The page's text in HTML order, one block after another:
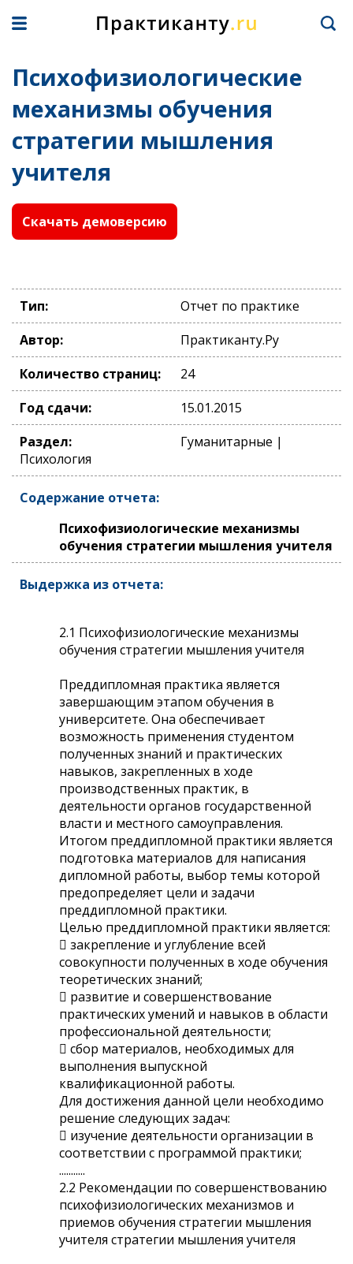
Психофизиологические
механизмы обучения
стратегии мышления
учителя
Скачать демоверсию
Тип:
Отчет по практике
Автор:
Практиканту.Ру
Количество страниц:
24
Год сдачи:
15.01.2015
Раздел:
Гуманитарные |
Психология
Содержание отчета:
Психофизиологические механизмы
обучения стратегии мышления учителя
Выдержка из отчета:
2.1 Психофизиологические механизмы
обучения стратегии мышления учителя
Преддипломная практика является
завершающим этапом обучения в
университете. Она обеспечивает
возможность применения студентом
полученных знаний и практических
навыков, закрепленных в ходе
производственных практик, в
деятельности органов государственной
власти и местного самоуправления.
Итогом преддипломной практики является
подготовка материалов для написания
дипломной работы, выбор темы которой
предопределяет цели и задачи
преддипломной практики.
Целью преддипломной практики является:
 закрепление и углубление всей
совокупности полученных в ходе обучения
теоретических знаний;
 развитие и совершенствование
практических умений и навыков в области
профессиональной деятельности;
 сбор материалов, необходимых для
выполнения выпускной
квалификационной работы.
Для достижения данной цели необходимо
решение следующих задач:
 изучение деятельности организации в
соответствии с программой практики;
...........
2.2 Рекомендации по совершенствованию
психофизиологических механизмов и
приемов обучения стратегии мышления
учителя стратегии мышления учителя